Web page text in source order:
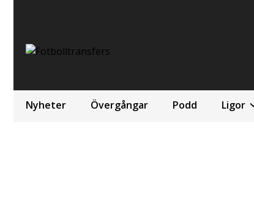
Nyheter Övergångar Podd Ligor